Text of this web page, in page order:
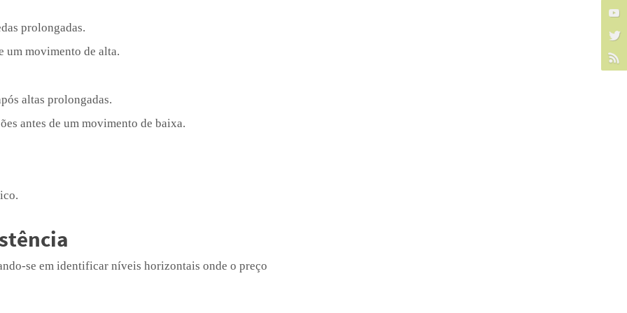
prolongadas.
um movimento de alta.
altas prolongadas.
antes de um movimento de baixa.
se em identificar níveis horizontais onde o preço